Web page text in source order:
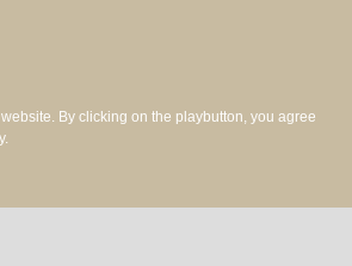
By clicking on the playbutton, you agree